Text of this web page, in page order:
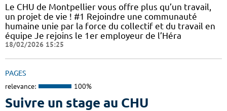
Le CHU de Montpellier vous offre plus qu’un travail,
un projet de vie ! #1 Rejoindre une communauté
humaine unie par la force du collectif et du travail en
équipe Je rejoins le 1er employeur de l’Héra
18/02/2026 15:25
PAGES
relevance: 100%
Suivre un stage au CHU